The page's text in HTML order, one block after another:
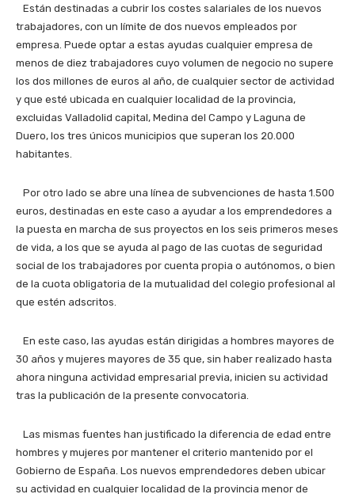
Están destinadas a cubrir los costes salariales de los nuevos
trabajadores, con un límite de dos nuevos empleados por
empresa. Puede optar a estas ayudas cualquier empresa de
menos de diez trabajadores cuyo volumen de negocio no supere
los dos millones de euros al año, de cualquier sector de actividad
y que esté ubicada en cualquier localidad de la provincia,
excluidas Valladolid capital, Medina del Campo y Laguna de
Duero, los tres únicos municipios que superan los 20.000
habitantes.
Por otro lado se abre una línea de subvenciones de hasta 1.500
euros, destinadas en este caso a ayudar a los emprendedores a
la puesta en marcha de sus proyectos en los seis primeros meses
de vida, a los que se ayuda al pago de las cuotas de seguridad
social de los trabajadores por cuenta propia o autónomos, o bien
de la cuota obligatoria de la mutualidad del colegio profesional al
que estén adscritos.
En este caso, las ayudas están dirigidas a hombres mayores de
30 años y mujeres mayores de 35 que, sin haber realizado hasta
ahora ninguna actividad empresarial previa, inicien su actividad
tras la publicación de la presente convocatoria.
Las mismas fuentes han justificado la diferencia de edad entre
hombres y mujeres por mantener el criterio mantenido por el
Gobierno de España. Los nuevos emprendedores deben ubicar
su actividad en cualquier localidad de la provincia menor de